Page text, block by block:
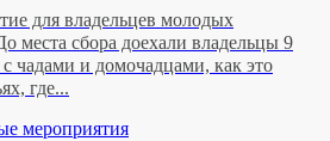
для владельцев молодых
места сбора доехали владельцы 9
чадами и домочадцами, как это
где...
мероприятия